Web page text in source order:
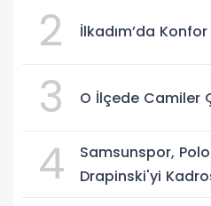
2 İlkadım’da
3 O İlçede Camiler
4
Samsunspor,
Drapinski'yi